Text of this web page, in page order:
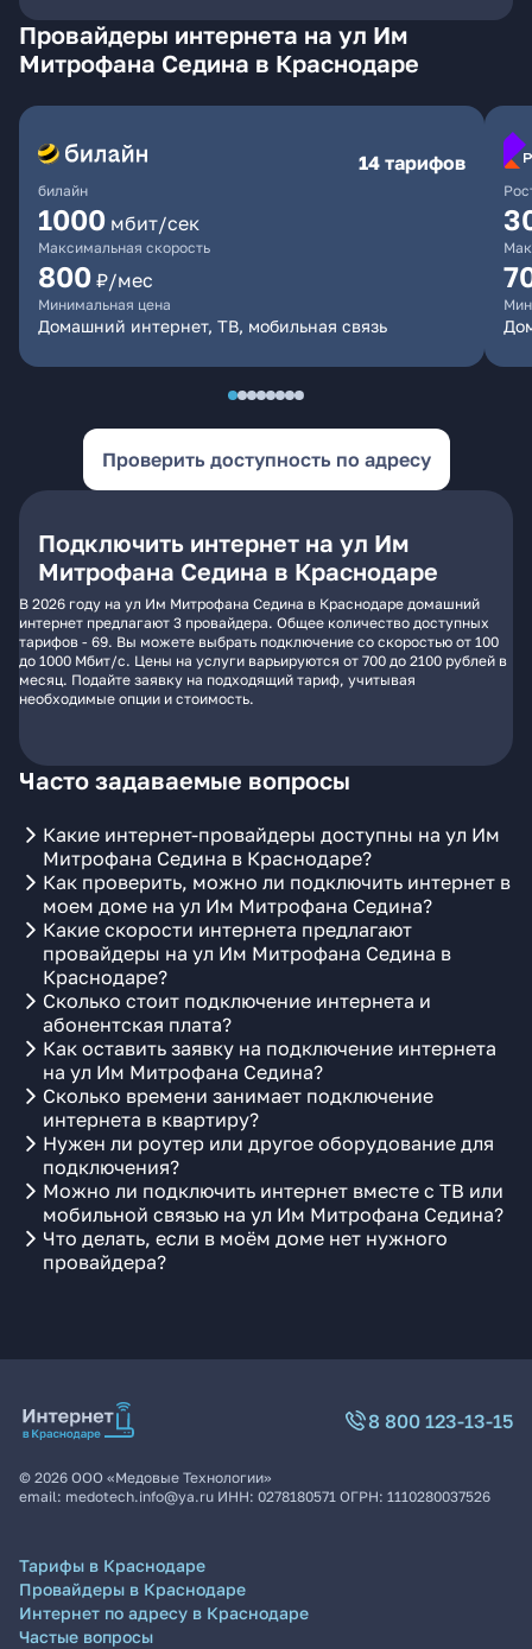
Провайдеры интернета на ул Им
Митрофана Седина в Краснодаре
билайн
14 тарифов
1000 мбит/сек
Максимальная скорость
800 ₽/мес
Минимальная цена
Домашний интернет, ТВ, мобильная связь
Проверить доступность по адресу
Подключить интернет на ул Им
Митрофана Седина в Краснодаре
В 2026 году на ул Им Митрофана Седина в Краснодаре домашний
интернет предлагают 3 провайдера. Общее количество доступных
тарифов - 69. Вы можете выбрать подключение со скоростью от 100
до 1000 Мбит/с. Цены на услуги варьируются от 700 до 2100 рублей в
месяц. Подайте заявку на подходящий тариф, учитывая
необходимые опции и стоимость.
Часто задаваемые вопросы
Какие интернет-провайдеры доступны на ул Им
Митрофана Седина в Краснодаре?
Как проверить, можно ли подключить интернет в
моем доме на ул Им Митрофана Седина?
Какие скорости интернета предлагают
провайдеры на ул Им Митрофана Седина в
Краснодаре?
Сколько стоит подключение интернета и
абонентская плата?
Как оставить заявку на подключение интернета
на ул Им Митрофана Седина?
Сколько времени занимает подключение
интернета в квартиру?
Нужен ли роутер или другое оборудование для
подключения?
Можно ли подключить интернет вместе с ТВ или
мобильной связью на ул Им Митрофана Седина?
Что делать, если в моём доме нет нужного
провайдера?
8 800 123-13-15
© 2026 ООО «Медовые Технологии»
email: medotech.info@ya.ru ИНН: 0278180571 ОГРН: 1110280037526
Тарифы в Краснодаре
Провайдеры в Краснодаре
Интернет по адресу в Краснодаре
Частые вопросы